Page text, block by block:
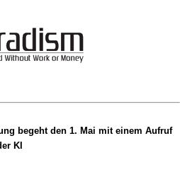
begeht den 1. Mai mit einem Aufruf
KI